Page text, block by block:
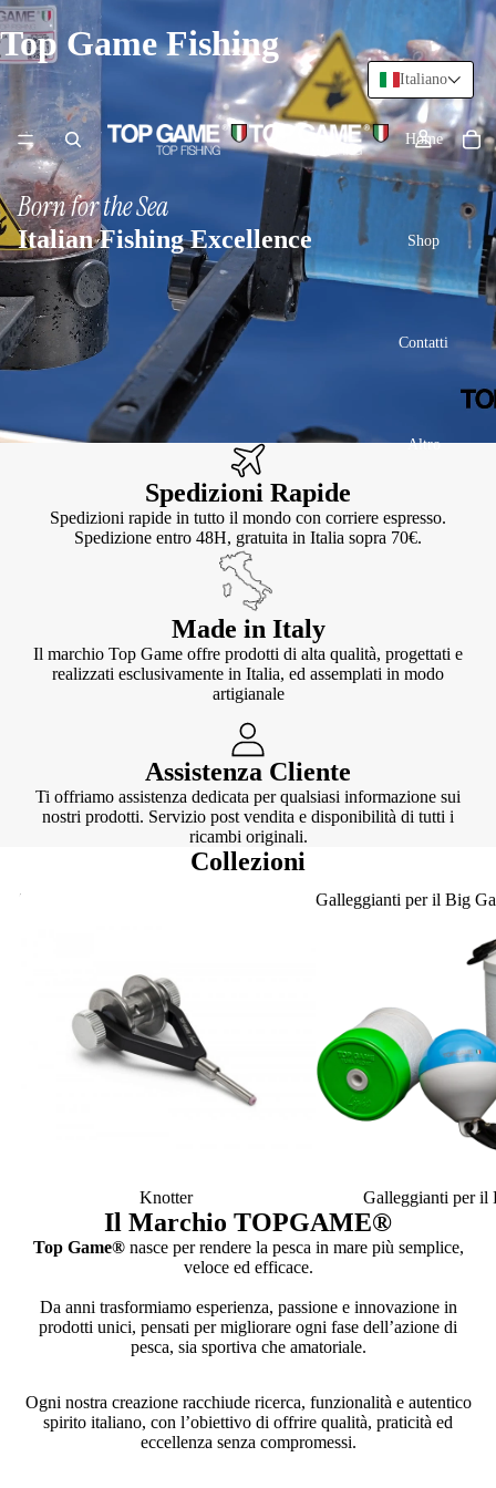
Top Game Fishing
Home
Shop
Contatti
Altro
Born for the Sea
Italian Fishing Excellence
Spedizioni Rapide
Spedizioni rapide in tutto il mondo con corriere espresso.
Spedizione entro 48H, gratuita in Italia sopra 70€.
Made in Italy
Il marchio Top Game offre prodotti di alta qualità, progettati e
realizzati esclusivamente in Italia, ed assemplati in modo
artigianale
Assistenza Cliente
Ti offriamo assistenza dedicata per qualsiasi informazione sui
nostri prodotti. Servizio post vendita e disponibilità di tutti i
ricambi originali.
Collezioni
Knotter
Knotter
Galleggianti per il Big
Galleggianti per il
Il Marchio TOPGAME®
Top Game®nasce per rendere la pesca in mare più semplice,
veloce ed efficace.
Da anni trasformiamo esperienza, passione e innovazione in
prodotti unici, pensati per migliorare ogni fase dell’azione di
pesca, sia sportiva che amatoriale.
Ogni nostra creazione racchiude ricerca, funzionalità e autentico
spirito italiano, con l’obiettivo di offrire qualità, praticità ed
eccellenza senza compromessi.
Italiano